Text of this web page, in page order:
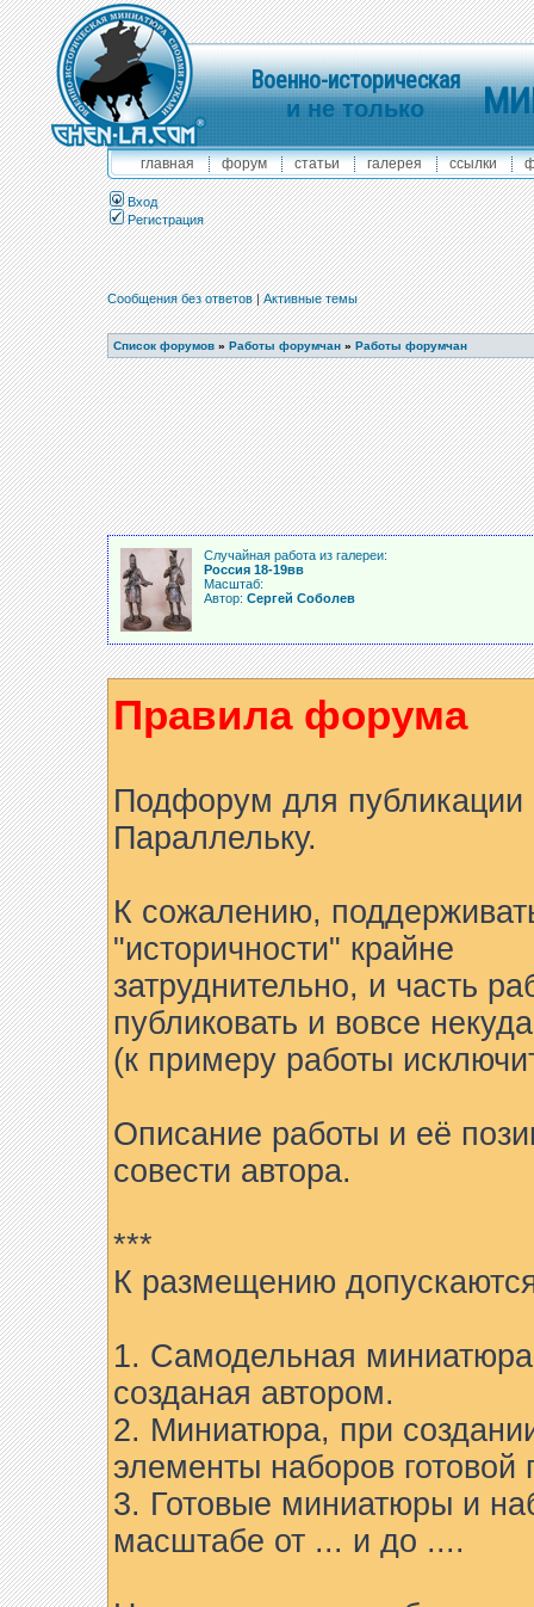
Военно-историческая
и не только
главная форум статьи галерея ссылки
Вход
Регистрация
Сообщения без ответов|Активные темы
Список форумов » Работы форумчан » Работы форумчан
Случайная работа из галереи:
Россия 18-19вв
Масштаб:
Автор: Сергей Соболев
Правила форума
Подфорум для
Параллельку.
К сожалению,
"историчности" крайне
затруднительно, и часть
публиковать и вовсе
(к примеру работы
Описание работы и её
совести автора.
***
К размещению
1. Самодельная
созданая автором.
2. Миниатюра, при
элементы наборов готовой
3. Готовые миниатюры и
масштабе от ... и до ....